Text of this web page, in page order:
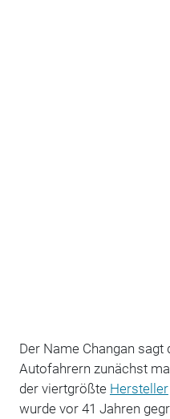
Der Name Changan
Autofahrern zunächst
der viertgrößte Hersteller
wurde vor 41 Jahren